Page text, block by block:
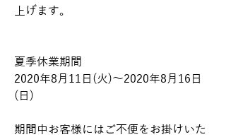
上げます。
夏季休業期間
2020年8⽉11⽇(火)〜2020年8⽉16⽇
(日)
期間中お客様にはご不便をお掛けいた